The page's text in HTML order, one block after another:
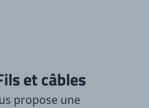
et câbles
propose une